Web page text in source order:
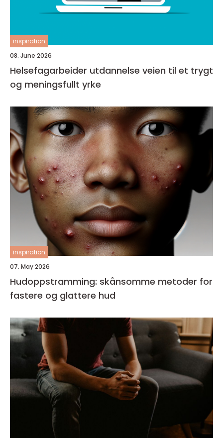
inspiration
08. June 2026
Helsefagarbeider utdannelse veien til et trygt
og meningsfullt yrke
inspiration
07. May 2026
Hudoppstramming: skånsomme metoder for
fastere og glattere hud